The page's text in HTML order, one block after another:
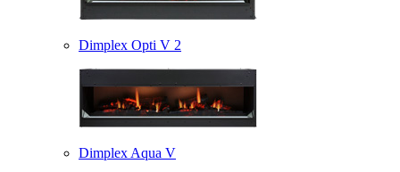
Dimplex Opti V 2
Dimplex Aqua V